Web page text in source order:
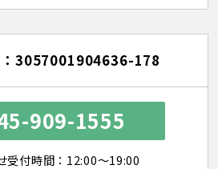
：3057001904636-178
909-1555
受付時間：12:00～19:00